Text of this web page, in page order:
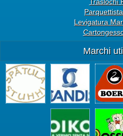
Levigatura
Marchi